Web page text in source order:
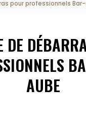
pour professionnels
DE
AUBE